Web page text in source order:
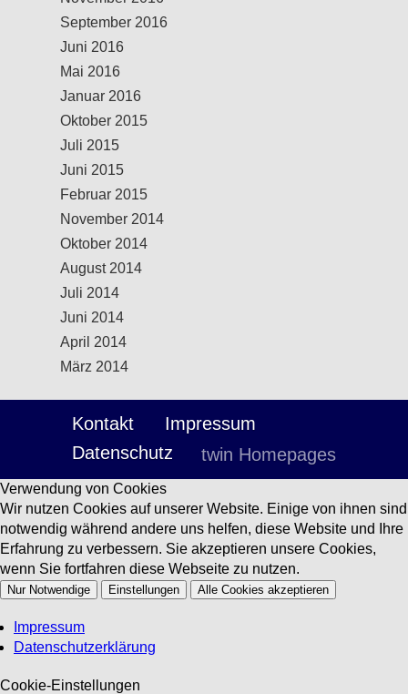
September 2016
Juni 2016
Mai 2016
Januar 2016
Oktober 2015
Juli 2015
Juni 2015
Februar 2015
November 2014
Oktober 2014
August 2014
Juli 2014
Juni 2014
April 2014
März 2014
Kontakt
Impressum
Datenschutz
twin Homepages
Verwendung von Cookies
Wir nutzen Cookies auf unserer Website. Einige von ihnen sind
notwendig während andere uns helfen, diese Website und Ihre
Erfahrung zu verbessern. Sie akzeptieren unsere Cookies,
wenn Sie fortfahren diese Webseite zu nutzen.
Nur Notwendige Einstellungen Alle Cookies akzeptieren
Impressum
Datenschutzerklärung
Cookie-Einstellungen